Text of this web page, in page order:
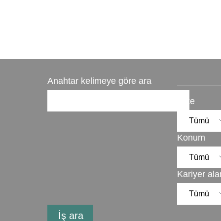
Anahtar kelimeye göre ara
Ülke
Konum
Kariyer